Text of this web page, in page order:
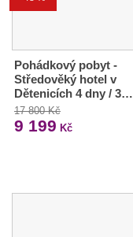
Pohádkový pobyt -
Středověký hotel v
Dětenicích 4 dny / 3…
17 800 Kč
9 199 Kč